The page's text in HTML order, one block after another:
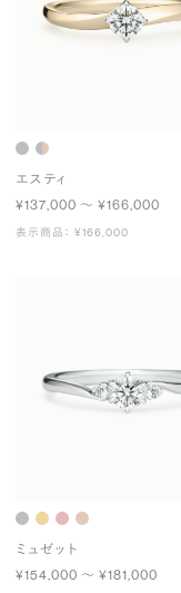
エスティ
¥137,000 〜 ¥166,000
表示商品： ¥166,000
ミュゼット
¥154,000 〜 ¥181,000